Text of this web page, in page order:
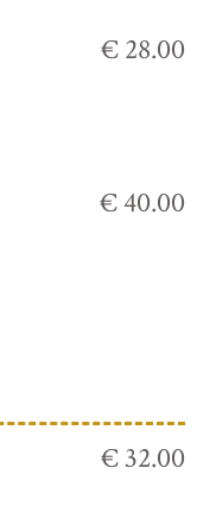
€ 28.00
€ 40.00
€ 32.00